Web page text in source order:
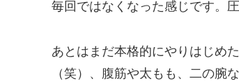
毎回ではなくなった感じです。
あとはまだ本格的にやりはじめ
（笑）、腹筋や太もも、二の腕